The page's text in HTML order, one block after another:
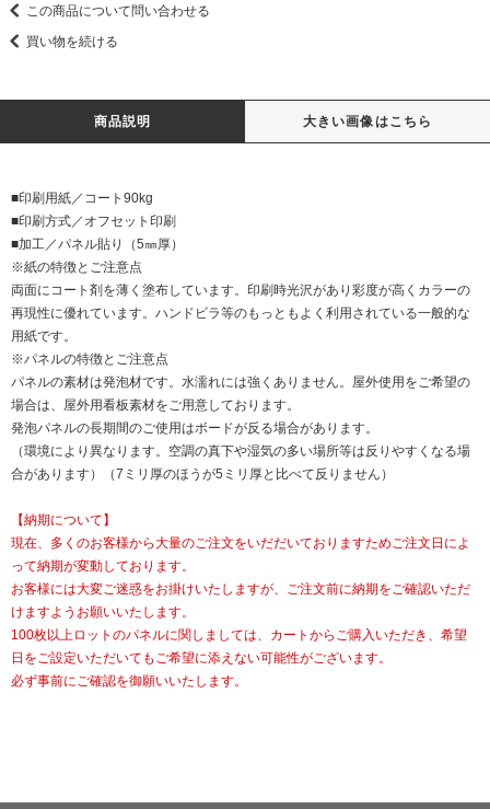
この商品について問い合わせる
買い物を続ける
商品説明 大きい画像はこちら
■印刷用紙／コート90kg
■印刷方式／オフセット印刷
■加工／パネル貼り（5㎜厚）
※紙の特徴とご注意点
両面にコート剤を薄く塗布しています。印刷時光沢があり彩度が高くカラーの
再現性に優れています。ハンドビラ等のもっともよく利用されている一般的な
用紙です。
※パネルの特徴とご注意点
パネルの素材は発泡材です。水濡れには強くありません。屋外使用をご希望の
場合は、屋外用看板素材をご用意しております。
発泡パネルの長期間のご使用はボードが反る場合があります。
（環境により異なります。空調の真下や湿気の多い場所等は反りやすくなる場
合があります）（7ミリ厚のほうが5ミリ厚と比べて反りません）
【納期について】
現在、多くのお客様から大量のご注文をいだだいておりますためご注文日によ
って納期が変動しております。
お客様には大変ご迷惑をお掛けいたしますが、ご注文前に納期をご確認いただ
けますようお願いいたします。
100枚以上ロットのパネルに関しましては、カートからご購入いただき、希望
日をご設定いただいてもご希望に添えない可能性がございます。
必ず事前にご確認を御願いいたします。